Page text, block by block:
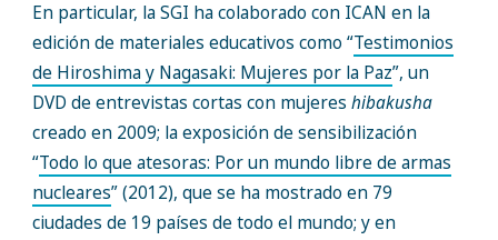
En particular, la SGI ha colaborado con ICAN en la
edición de materiales educativos como “Testimonios
de Hiroshima y Nagasaki: Mujeres por la Paz”, un
DVD de entrevistas cortas con mujeres hibakusha
creado en 2009; la exposición de sensibilización
“Todo lo que atesoras: Por un mundo libre de armas
nucleares” (2012), que se ha mostrado en 79
ciudades de 19 países de todo el mundo; y en